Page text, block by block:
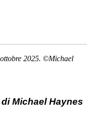
2025. ©Michael
di Michael Haynes